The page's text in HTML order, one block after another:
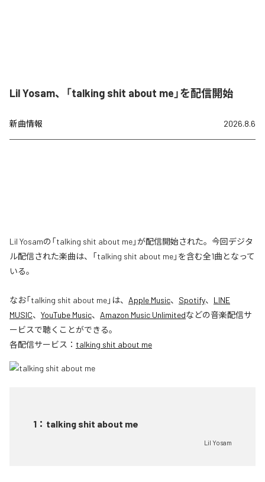
Lil Yosam、「talking shit about me」を配信開始
新曲情報 2026.8.6
Lil Yosamの「talking shit about me」が配信開始された。今回デジタ
ル配信された楽曲は、「talking shit about me」を含む全1曲となって
いる。
なお「talking shit about me」は、 Apple Music、 Spotify、 LINE
MUSIC、 YouTube Music、 Amazon Music Unlimitedなどの音楽配信サ
ービスで聴くことができる。
各配信サービス： talking shit about me
1 ： talking shit about me
Lil Yosam